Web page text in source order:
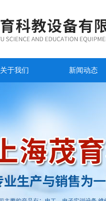
关于我们 新闻动态